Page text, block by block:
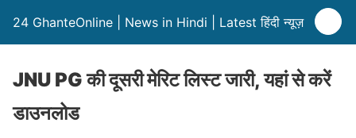
24 GhanteOnline | News in Hindi | Latest हिंदी न्यूज़
JNU PG की दूसरी मेरिट लिस्‍ट जारी, यहां से करें
डाउनलोड